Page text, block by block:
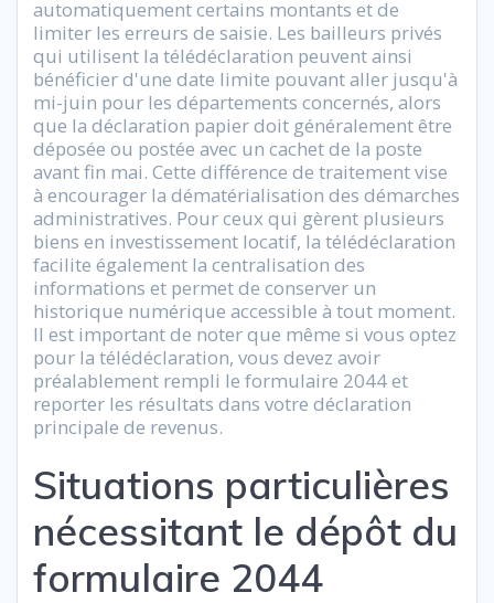
automatiquement certains montants et de
limiter les erreurs de saisie. Les bailleurs privés
qui utilisent la télédéclaration peuvent ainsi
bénéficier d'une date limite pouvant aller jusqu'à
mi-juin pour les départements concernés, alors
que la déclaration papier doit généralement être
déposée ou postée avec un cachet de la poste
avant fin mai. Cette différence de traitement vise
à encourager la dématérialisation des démarches
administratives. Pour ceux qui gèrent plusieurs
biens en investissement locatif, la télédéclaration
facilite également la centralisation des
informations et permet de conserver un
historique numérique accessible à tout moment.
Il est important de noter que même si vous optez
pour la télédéclaration, vous devez avoir
préalablement rempli le formulaire 2044 et
reporter les résultats dans votre déclaration
principale de revenus.
Situations particulières
nécessitant le dépôt du
formulaire 2044